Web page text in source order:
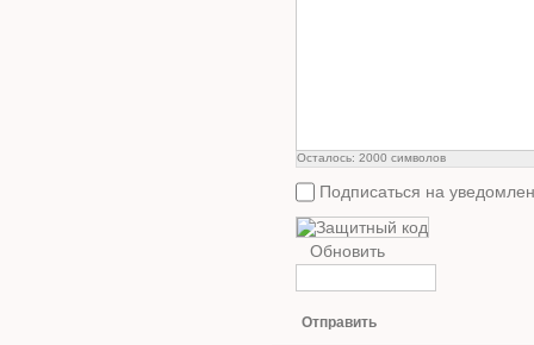
Осталось: 2000 символов
Подписаться на
Обновить
Отправить